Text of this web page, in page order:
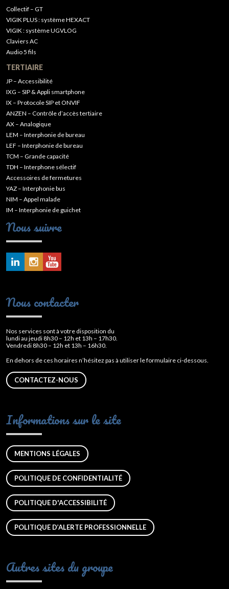
Collectif – GT
VIGIK PLUS : système HEXACT
VIGIK : système UGVLOG
Claviers AC
Audio 5 fils
TERTIAIRE
JP – Accessibilité
IXG – SIP & Appli smartphone
IX – Protocole SIP et ONVIF
ANZEN – Contrôle d’accès tertiaire
AX – Analogique
LEM – Interphonie de bureau
LEF – Interphonie de bureau
TCM – Grande capacité
TDH – Interphone sélectif
Accessoires de fermetures
YAZ – Interphonie bus
NIM – Appel malade
IM – Interphonie de guichet
Nous suivre
Nous contacter
Nos services sont à votre disposition du
lundi au jeudi 8h30 – 12h et 13h – 17h30.
Vendredi 8h30 – 12h et 13h – 16h30.
En dehors de ces horaires n’hésitez pas à utiliser le formulaire ci-dessous.
CONTACTEZ-NOUS
Informations sur le site
MENTIONS LÉGALES
POLITIQUE DE CONFIDENTIALITÉ
POLITIQUE D'ACCESSIBILITÉ
POLITIQUE D’ALERTE PROFESSIONNELLE
Autres sites du groupe